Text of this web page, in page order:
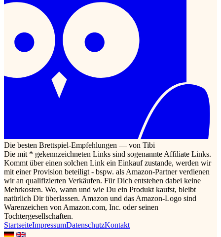
Die besten Brettspiel-Empfehlungen — von Tibi
Die mit * gekennzeichneten Links sind sogenannte Affiliate Links.
Kommt über einen solchen Link ein Einkauf zustande, werden wir
mit einer Provision beteiligt - bspw. als Amazon-Partner verdienen
wir an qualifizierten Verkäufen. Für Dich entstehen dabei keine
Mehrkosten. Wo, wann und wie Du ein Produkt kaufst, bleibt
natürlich Dir überlassen. Amazon und das Amazon-Logo sind
Warenzeichen von Amazon.com, Inc. oder seinen
Tochtergesellschaften.
StartseiteImpressumDatenschutzKontakt